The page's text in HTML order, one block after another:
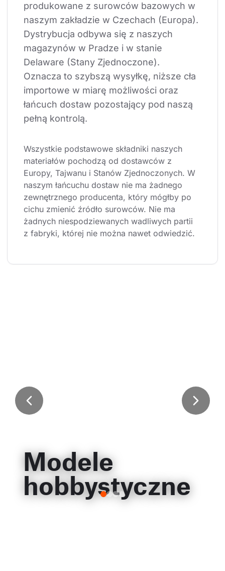
produkowane z surowców bazowych w
naszym zakładzie w Czechach (Europa).
Dystrybucja odbywa się z naszych
magazynów w Pradze i w stanie
Delaware (Stany Zjednoczone).
Oznacza to szybszą wysyłkę, niższe cła
importowe w miarę możliwości oraz
łańcuch dostaw pozostający pod naszą
pełną kontrolą.
Wszystkie podstawowe składniki naszych
materiałów pochodzą od dostawców z
Europy, Tajwanu i Stanów Zjednoczonych. W
naszym łańcuchu dostaw nie ma żadnego
zewnętrznego producenta, który mógłby po
cichu zmienić źródło surowców. Nie ma
żadnych niespodziewanych wadliwych partii
z fabryki, której nie można nawet odwiedzić.
Modele
hobbystyczne